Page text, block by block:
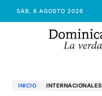
SÁB, 8 AGOSTO 2026
INICIO INTERNACIONALES